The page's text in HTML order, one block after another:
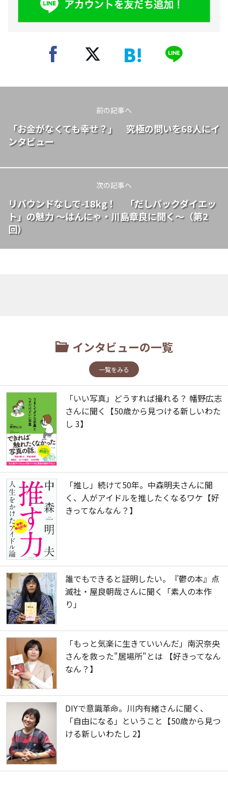
前の記事へ
「お金がなくても幸せ？」 究極の問いを68人にイ
ンタビュー
次の記事へ
リバウンドなしで-18kg！ 「だしパックダイエッ
ト」の魅力 ～はんにゃ・川島章良に聞く～（第2
回）
インタビューの一覧
一覧をみる
「いい写真」どうすれば撮れる？ 幡野広志
さんに聞く【50歳から見つける新しいわた
し 3】
「推し」続けて50年。中森明夫さんに聞
く、人がアイドルを推したくなるワケ【好
きってなんなん？】
誰でもできると証明したい。『鬱の本』点
滅社・屋良朝哉さんに聞く「素人の本作
り」
「もっと気楽に生きていいんだ」南沢奈央
さんを救った"居場所"とは 【好きってなん
なん？】
DIYで意識革命。川内有緒さんに聞く、
「自由になる」ということ【50歳から見つ
ける新しいわたし 2】